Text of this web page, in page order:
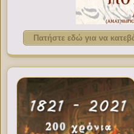
Πατήστε εδώ για να